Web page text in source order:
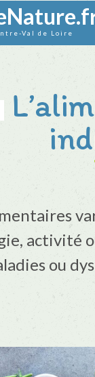
Val de Loire
activité
ou